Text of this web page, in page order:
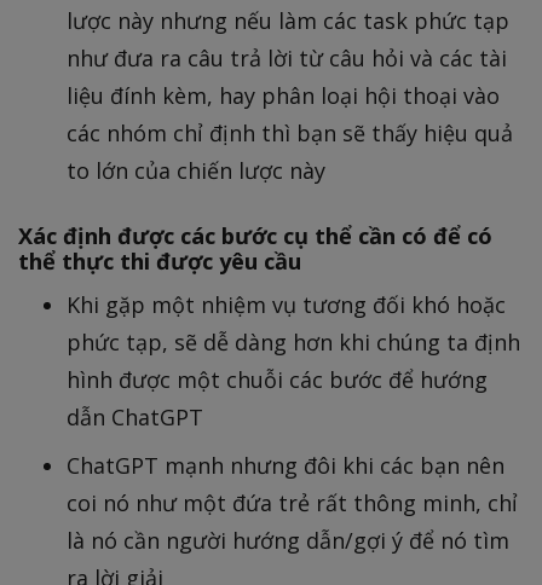
lược này nhưng nếu làm các task phức tạp
như đưa ra câu trả lời từ câu hỏi và các tài
liệu đính kèm, hay phân loại hội thoại vào
các nhóm chỉ định thì bạn sẽ thấy hiệu quả
to lớn của chiến lược này
Xác định được các bước cụ thể cần có để có
thể thực thi được yêu cầu
Khi gặp một nhiệm vụ tương đối khó hoặc
phức tạp, sẽ dễ dàng hơn khi chúng ta định
hình được một chuỗi các bước để hướng
dẫn ChatGPT
ChatGPT mạnh nhưng đôi khi các bạn nên
coi nó như một đứa trẻ rất thông minh, chỉ
là nó cần người hướng dẫn/gợi ý để nó tìm
ra lời giải